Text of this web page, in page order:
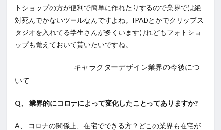
トショップの方が便利で簡単に作れたりするので業界では絶
対死んでかないツールなんですよね。IPADとかでクリップス
タジオを入れてる学生さんが多くいますけれどもフォトショ
ップも覚えておいて貰いたいですね。
キャラクターデザイン業界の今後につ
いて
Q、 業界的にコロナによって変化したことってありますか?
A、 コロナの関係上、在宅でできる方？どこの業界も在宅が